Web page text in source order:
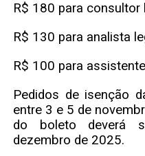
R$ 180 para consultor
R$ 130 para analista
R$ 100 para
Pedidos de isenção
entre 3 e 5 de
do boleto deverá
dezembro de 2025.